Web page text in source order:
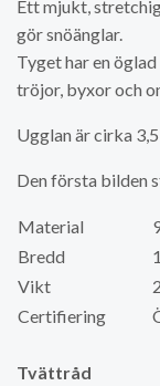
Ett mjukt,
gör snöänglar.
Tyget har en
tröjor, byxor och
Ugglan är cirka 3,5
Den första bilden
Material
Bredd
Vikt
Certifiering
Tvättråd